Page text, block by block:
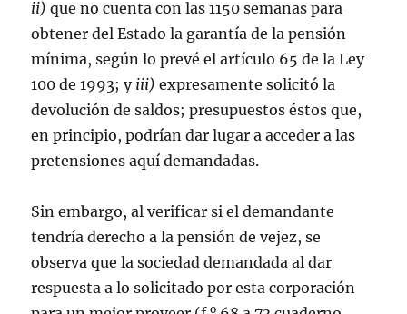
ii) que no cuenta con las 1150 semanas para
obtener del Estado la garantía de la pensión
mínima, según lo prevé el artículo 65 de la Ley
100 de 1993; y iii) expresamente solicitó la
devolución de saldos; presupuestos éstos que,
en principio, podrían dar lugar a acceder a las
pretensiones aquí demandadas.
Sin embargo, al verificar si el demandante
tendría derecho a la pensión de vejez, se
observa que la sociedad demandada al dar
respuesta a lo solicitado por esta corporación
o